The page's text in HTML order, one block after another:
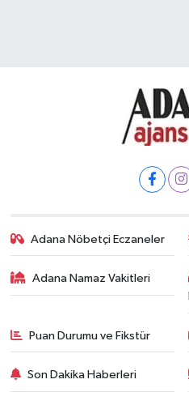
Adana Nöbetçi Eczaneler
Adana Namaz Vakitleri
Puan Durumu ve Fikstür
Son Dakika Haberleri